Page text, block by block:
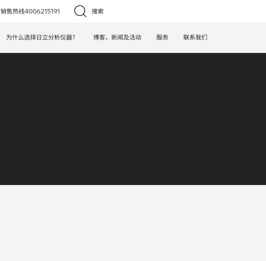
销售热线4006215191 搜索
为什么选择日立分析仪器？ 博客，新闻及活动 服务 联系我们